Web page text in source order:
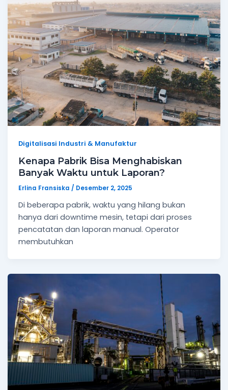
Digitalisasi Industri & Manufaktur
Kenapa Pabrik Bisa Menghabiskan
Banyak Waktu untuk Laporan?
Erlina Fransiska/ Desember 2, 2025
Di beberapa pabrik, waktu yang hilang bukan
hanya dari downtime mesin, tetapi dari proses
pencatatan dan laporan manual. Operator
membutuhkan